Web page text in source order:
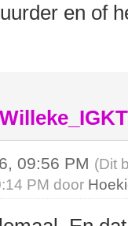
en of
Willeke_IGKT
09:56 PM (Dit
PM door